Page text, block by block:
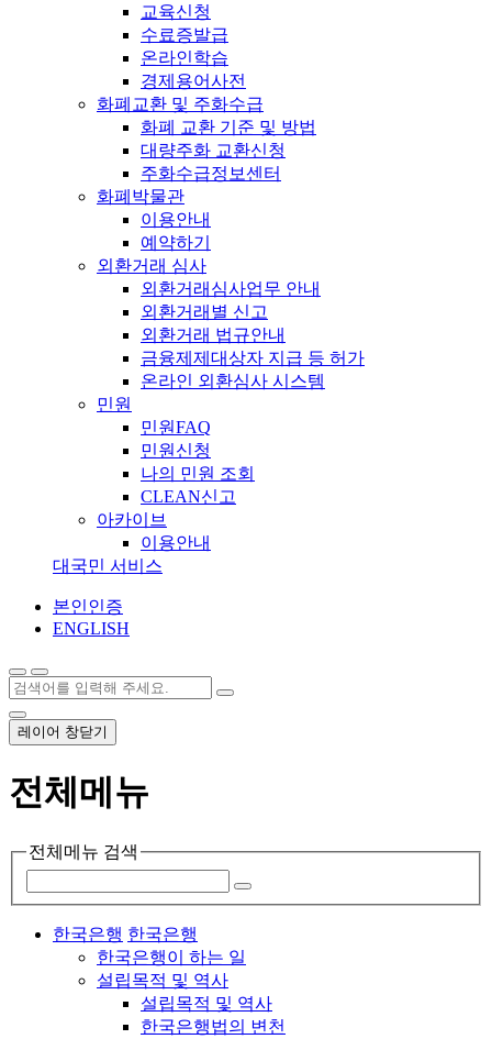
교육신청
수료증발급
온라인학습
경제용어사전
화폐교환 및 주화수급
화폐 교환 기준 및 방법
대량주화 교환신청
주화수급정보센터
화폐박물관
이용안내
예약하기
외환거래 심사
외환거래심사업무 안내
외환거래별 신고
외환거래 법규안내
금융제제대상자 지급 등 허가
온라인 외환심사 시스템
민원
민원FAQ
민원신청
나의 민원 조회
CLEAN신고
아카이브
이용안내
대국민 서비스
본인인증
ENGLISH
레이어 창닫기
전체메뉴
전체메뉴 검색
한국은행 한국은행
한국은행이 하는 일
설립목적 및 역사
설립목적 및 역사
한국은행법의 변천